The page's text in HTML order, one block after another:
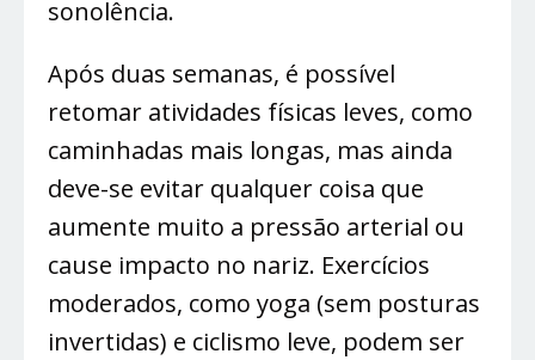
sonolência.
Após duas semanas, é possível
retomar atividades físicas leves, como
caminhadas mais longas, mas ainda
deve-se evitar qualquer coisa que
aumente muito a pressão arterial ou
cause impacto no nariz. Exercícios
moderados, como yoga (sem posturas
invertidas) e ciclismo leve, podem ser